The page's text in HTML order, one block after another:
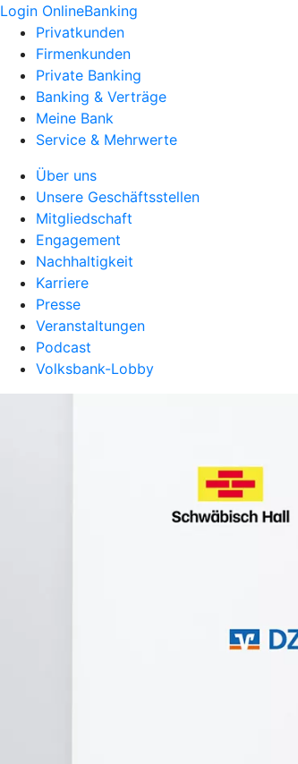
Login OnlineBanking
Privatkunden
Firmenkunden
Private Banking
Banking & Verträge
Meine Bank
Service & Mehrwerte
Über uns
Unsere Geschäftsstellen
Mitgliedschaft
Engagement
Nachhaltigkeit
Karriere
Presse
Veranstaltungen
Podcast
Volksbank-Lobby